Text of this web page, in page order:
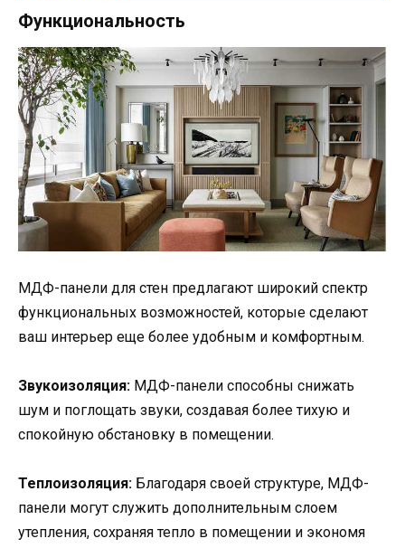
Функциональность
МДФ-панели для стен предлагают широкий спектр
функциональных возможностей, которые сделают
ваш интерьер еще более удобным и комфортным.
Звукоизоляция: МДФ-панели способны снижать
шум и поглощать звуки, создавая более тихую и
спокойную обстановку в помещении.
Теплоизоляция: Благодаря своей структуре, МДФ-
панели могут служить дополнительным слоем
утепления, сохраняя тепло в помещении и экономя